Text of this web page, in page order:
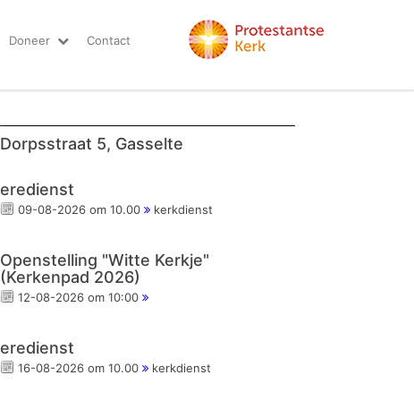
Doneer Contact
Dorpsstraat 5, Gasselte
eredienst
09-08-2026 om 10.00 kerkdienst
Openstelling "Witte Kerkje"
(Kerkenpad 2026)
12-08-2026 om 10:00
eredienst
16-08-2026 om 10.00 kerkdienst